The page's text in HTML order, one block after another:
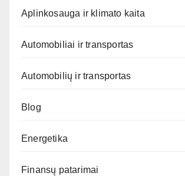
Aplinkosauga ir klimato kaita
Automobiliai ir transportas
Automobilių ir transportas
Blog
Energetika
Finansų patarimai